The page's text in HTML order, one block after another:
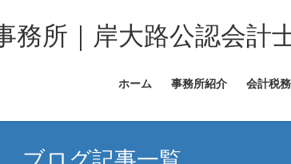
務所｜岸大路公認会計
ホーム 事務所紹介 会計税